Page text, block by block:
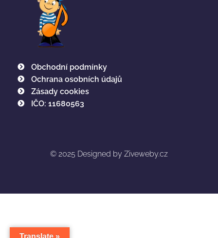
Obchodní podmínky
Ochrana osobních údajů
Zásady cookies
IČO: 11680563
© 2025 Designed by Ziveweby.cz
Translate »